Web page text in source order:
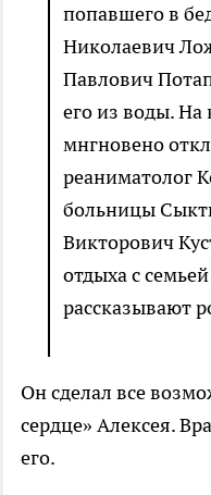
попавшего в
Николаевич
Павлович
его из воды.
мнгновено
реаниматолог
больницы
Викторович
отдыха с
рассказывают
Он сделал все
сердце» Алексея.
его.